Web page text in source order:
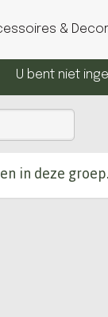
&
U bent niet
in deze groep.